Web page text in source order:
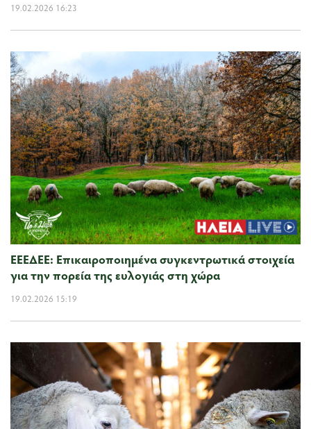
19.02.2026 16:23
ΕΕΕΔΕΕ: Επικαιροποιημένα συγκεντρωτικά στοιχεία
για την πορεία της ευλογιάς στη χώρα
19.02.2026 15:19